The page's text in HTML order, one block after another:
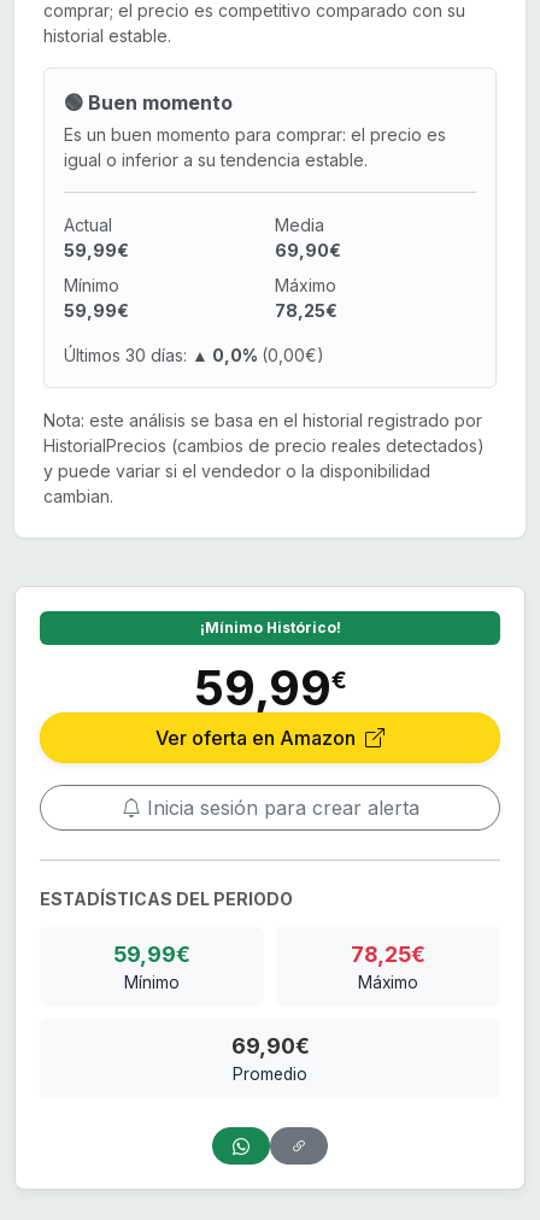
comprar; el precio es competitivo comparado con su
historial estable.
🟢 Buen momento
Es un buen momento para comprar: el precio es
igual o inferior a su tendencia estable.
Actual
59,99€
Media
69,90€
Mínimo
59,99€
Máximo
78,25€
Últimos 30 días: ▲ 0,0% (0,00€)
Nota: este análisis se basa en el historial registrado por
HistorialPrecios (cambios de precio reales detectados)
y puede variar si el vendedor o la disponibilidad
cambian.
¡Mínimo Histórico!
59,99€
Ver oferta en Amazon
Inicia sesión para crear alerta
ESTADÍSTICAS DEL PERIODO
59,99€
Mínimo
78,25€
Máximo
69,90€
Promedio